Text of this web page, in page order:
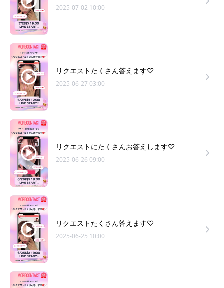
2025-07-02 10:00
リクエストたくさん答えます♡
2025-06-27 03:00
リクエストにたくさんお答えします♡
2025-06-26 09:00
リクエストたくさん答えます♡
2025-06-25 10:00